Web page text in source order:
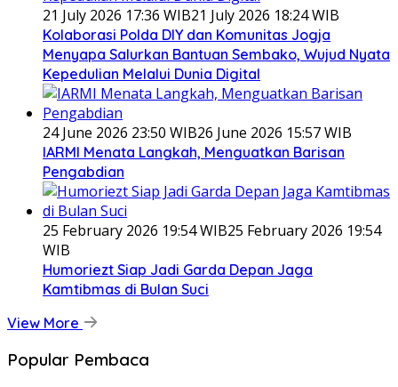
21 July 2026 17:36 WIB21 July 2026 18:24 WIB
Kolaborasi Polda DIY dan Komunitas Jogja
Menyapa Salurkan Bantuan Sembako, Wujud Nyata
Kepedulian Melalui Dunia Digital
24 June 2026 23:50 WIB26 June 2026 15:57 WIB
IARMI Menata Langkah, Menguatkan Barisan
Pengabdian
25 February 2026 19:54 WIB25 February 2026 19:54
WIB
Humoriezt Siap Jadi Garda Depan Jaga
Kamtibmas di Bulan Suci
View More
Popular Pembaca